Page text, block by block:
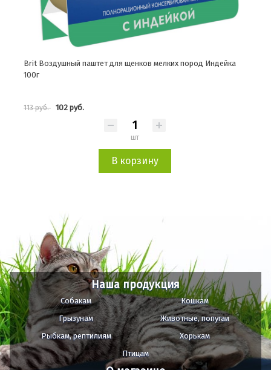
Brit Воздушный паштет для щенков мелких пород Индейка
100г
113 руб. 102 руб.
шт
В корзину
Наша продукция
Собакам
Кошкам
Грызунам
Животные, попугаи
Рыбкам, рептилиям
Хорькам
Птицам